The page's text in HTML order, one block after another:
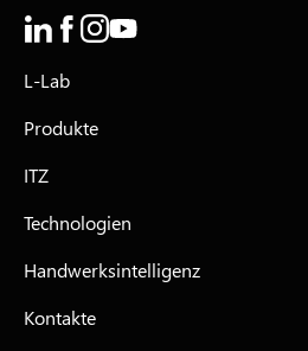
L-Lab
Produkte
ITZ
Technologien
Handwerksintelligenz
Kontakte